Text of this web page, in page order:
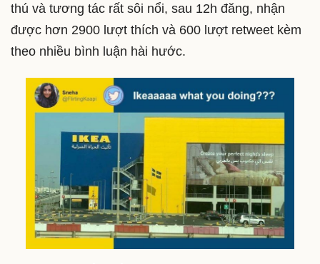
thú và tương tác rất sôi nổi, sau 12h đăng, nhận
được hơn 2900 lượt thích và 600 lượt retweet kèm
theo nhiều bình luận hài hước.